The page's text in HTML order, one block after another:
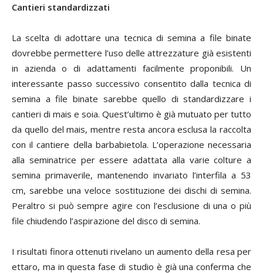
Cantieri standardizzati
La scelta di adottare una tecnica di semina a file binate
dovrebbe permettere l’uso delle attrezzature già esistenti
in azienda o di adattamenti facilmente proponibili. Un
interessante passo successivo consentito dalla tecnica di
semina a file binate sarebbe quello di standardizzare i
cantieri di mais e soia. Quest’ultimo è già mutuato per tutto
da quello del mais, mentre resta ancora esclusa la raccolta
con il cantiere della barbabietola. L’operazione necessaria
alla seminatrice per essere adattata alla varie colture a
semina primaverile, mantenendo invariato l’interfila a 53
cm, sarebbe una veloce sostituzione dei dischi di semina.
Peraltro si può sempre agire con l’esclusione di una o più
file chiudendo l’aspirazione del disco di semina.
I risultati finora ottenuti rivelano un aumento della resa per
ettaro, ma in questa fase di studio è già una conferma che